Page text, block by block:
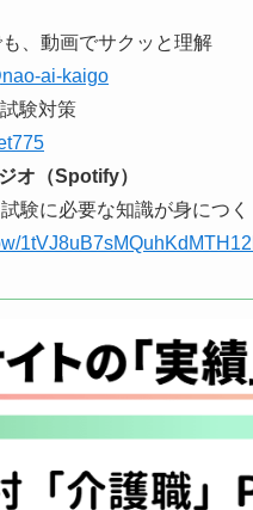
も、動画でサクッと理解
ai-kaigo
験対策
オ（Spotify）
験に必要な知識が身につく